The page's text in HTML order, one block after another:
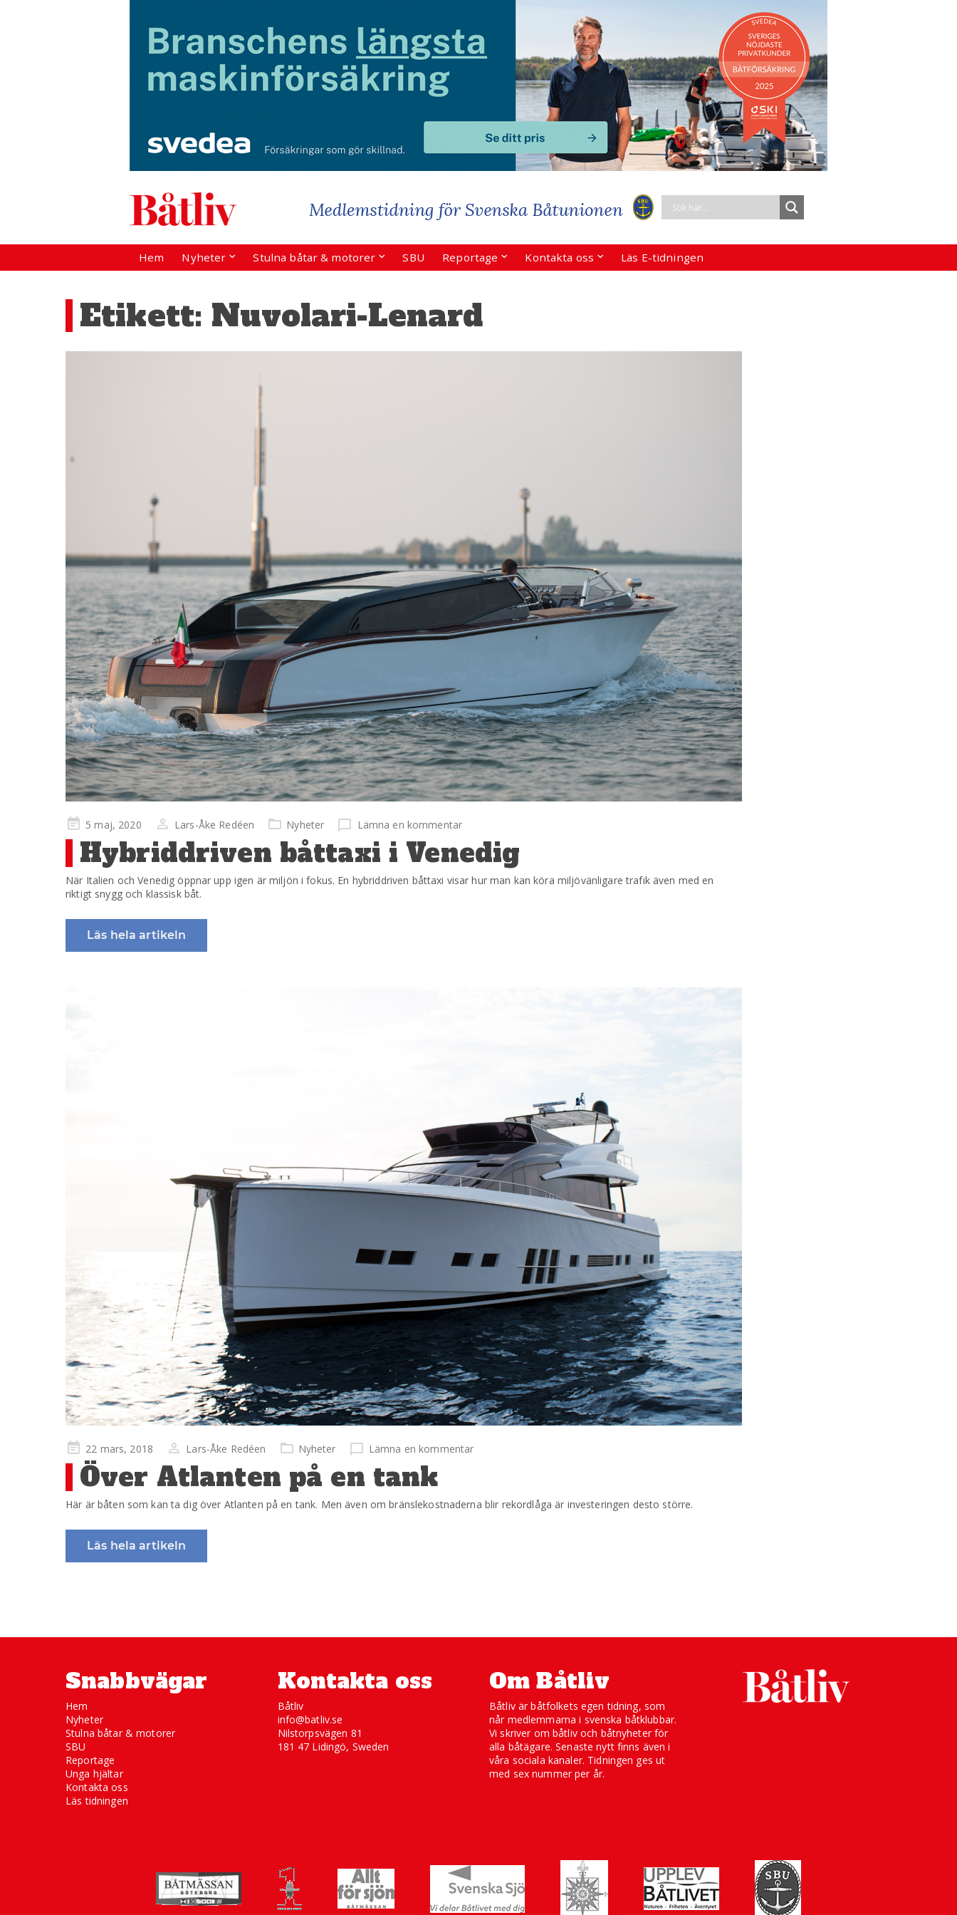
Hem Nyheter Stulna båtar & motorer SBU Reportage Kontakta oss Läs E-tidningen
Etikett: Nuvolari-Lenard
Publicerad
på
5 maj, 2020 Lars-Åke Redéen Nyheter Lämna en kommentar
Hybriddriven båttaxi i Venedig
När Italien och Venedig öppnar upp igen är miljön i fokus. En hybriddriven båttaxi visar hur man kan köra miljövänligare trafik även med en
riktigt snygg och klassisk båt.
Läs hela artikeln
Publicerad
på
22 mars, 2018 Lars-Åke Redéen Nyheter Lämna en kommentar
Över Atlanten på en tank
Här är båten som kan ta dig över Atlanten på en tank. Men även om bränslekostnaderna blir rekordlåga är investeringen desto större.
Läs hela artikeln
Snabbvägar
Hem
Nyheter
Stulna båtar & motorer
SBU
Reportage
Unga hjältar
Kontakta oss
Läs tidningen
Kontakta oss
Båtliv
info@batliv.se
Nilstorpsvägen 81
181 47 Lidingö, Sweden
Om Båtliv
Båtliv är båtfolkets egen tidning, som
når medlemmarna i svenska båtklubbar.
Vi skriver om båtliv och båtnyheter för
alla båtägare. Senaste nytt finns även i
våra sociala kanaler. Tidningen ges ut
med sex nummer per år.